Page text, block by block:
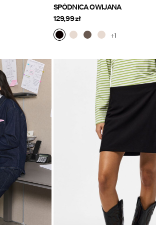
SPÓDNICA OWIJANA
129,99 zł
+1
pc-denim-